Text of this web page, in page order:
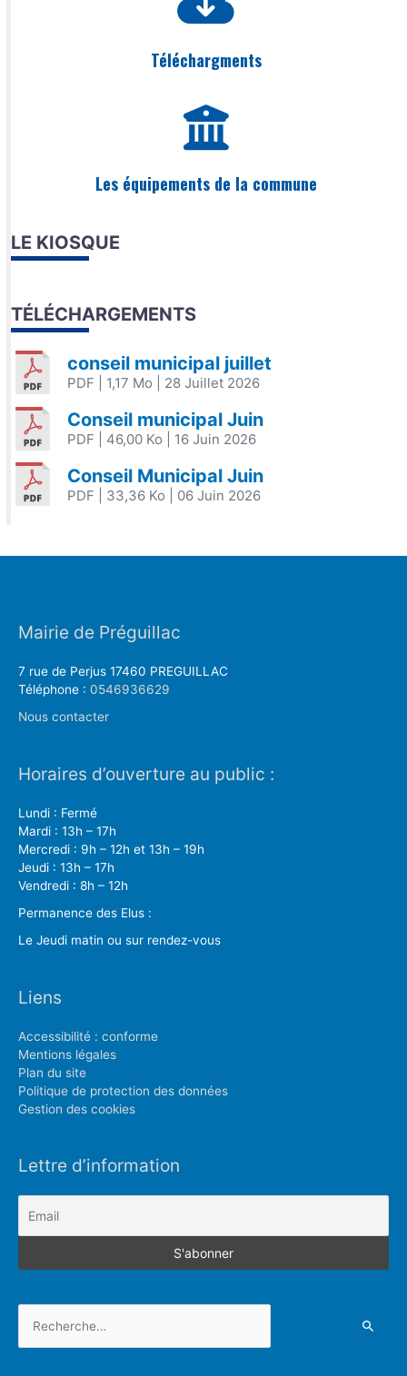
Téléchargments
Les équipements de la commune
LE KIOSQUE
TÉLÉCHARGEMENTS
conseil municipal juillet
PDF | 1,17 Mo | 28 Juillet 2026
Conseil municipal Juin
PDF | 46,00 Ko | 16 Juin 2026
Conseil Municipal Juin
PDF | 33,36 Ko | 06 Juin 2026
Mairie de Préguillac
7 rue de Perjus 17460 PREGUILLAC
Téléphone : 0546936629
Nous contacter
Horaires d’ouverture au public :
Lundi : Fermé
Mardi : 13h – 17h
Mercredi : 9h – 12h et 13h – 19h
Jeudi : 13h – 17h
Vendredi : 8h – 12h
Permanence des Elus :
Le Jeudi matin ou sur rendez-vous
Liens
Accessibilité : conforme
Mentions légales
Plan du site
Politique de protection des données
Gestion des cookies
Lettre d’information